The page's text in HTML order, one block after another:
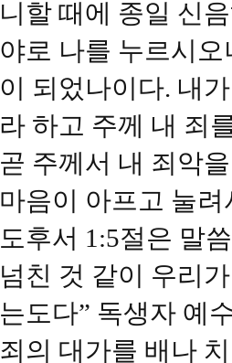
니할 때에 종일 신
야로 나를 누르시
이 되었나이다. 내
라 하고 주께 내 죄
곧 주께서 내 죄악
마음이 아프고 눌
도후서 1:5절은 말
넘친 것 같이 우리
는도다” 독생자 예
죄의 대가를 배나